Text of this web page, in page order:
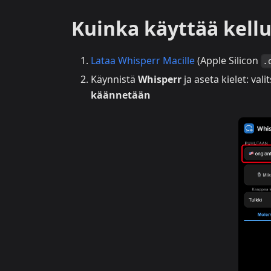
Kuinka käyttää
Lataa Whisperr Macille(Apple Silicon
Käynnistä Whisperr ja aseta kielet:
käännetään